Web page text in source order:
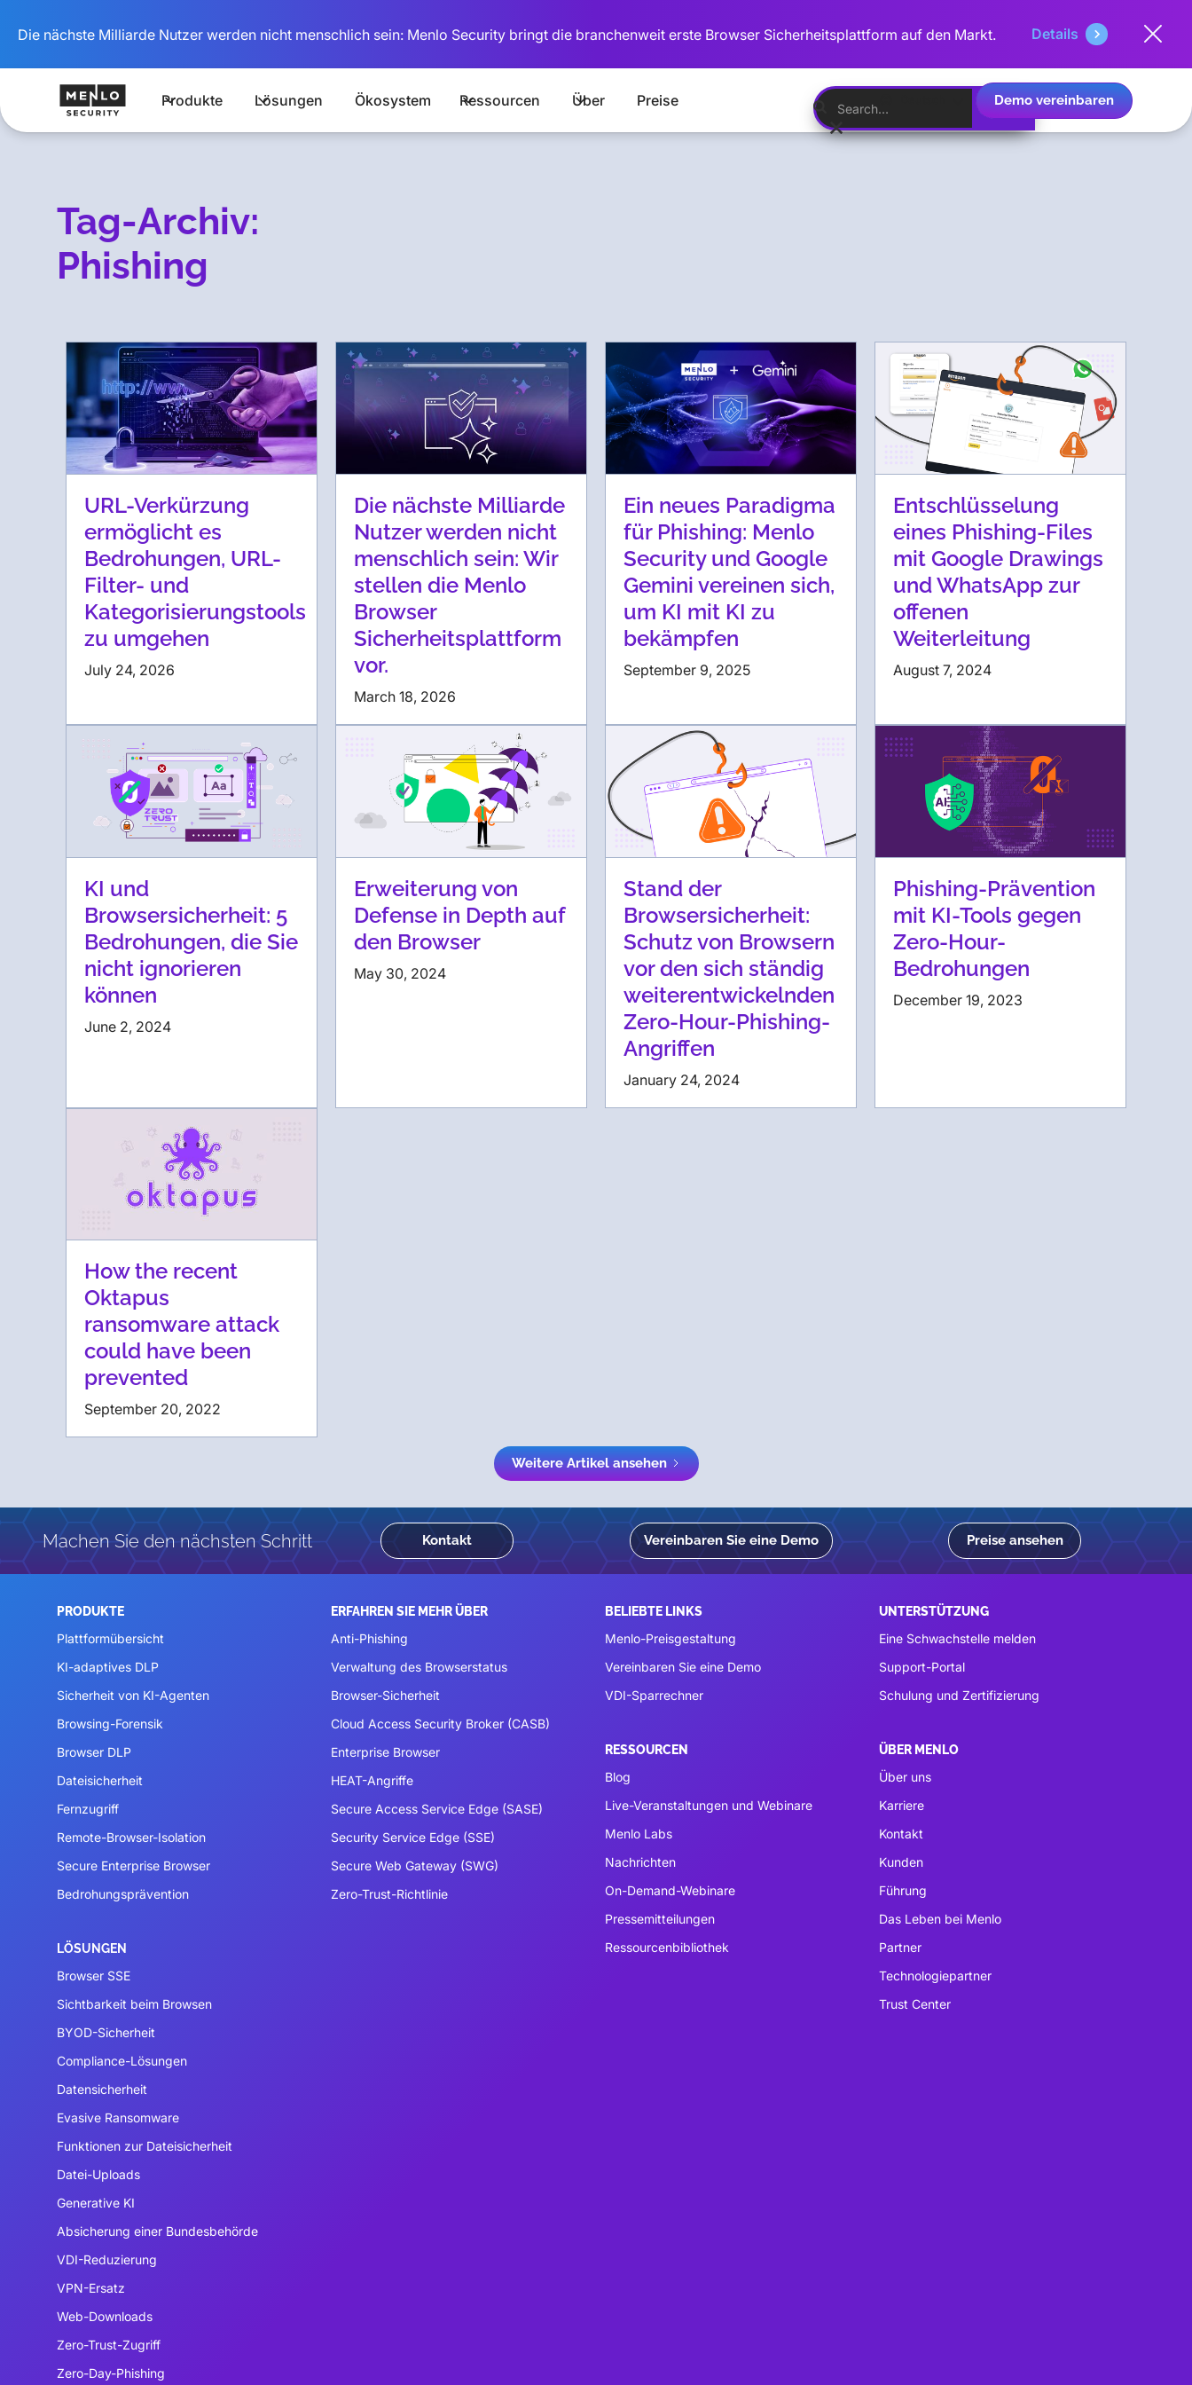
Die nächste Milliarde Nutzer werden nicht menschlich sein: Menlo Security bringt die branchenweit erste Browser Sicherheitsplattform auf den Markt. Details
Produkte Lösungen Ökosystem Ressourcen Über Preise Demo vereinbaren
Tag-Archiv:
Phishing
URL-Verkürzung
ermöglicht es
Bedrohungen, URL-
Filter- und
Kategorisierungstools
zu umgehen
July 24, 2026
Die nächste Milliarde
Nutzer werden nicht
menschlich sein: Wir
stellen die Menlo
Browser
Sicherheitsplattform
vor.
March 18, 2026
Ein neues Paradigma
für Phishing: Menlo
Security und Google
Gemini vereinen sich,
um KI mit KI zu
bekämpfen
September 9, 2025
Entschlüsselung
eines Phishing-Files
mit Google Drawings
und WhatsApp zur
offenen
Weiterleitung
August 7, 2024
KI und
Browsersicherheit: 5
Bedrohungen, die Sie
nicht ignorieren
können
June 2, 2024
Erweiterung von
Defense in Depth auf
den Browser
May 30, 2024
Stand der
Browsersicherheit:
Schutz von Browsern
vor den sich ständig
weiterentwickelnden
Zero-Hour-Phishing-
Angriffen
January 24, 2024
Phishing-Prävention
mit KI-Tools gegen
Zero-Hour-
Bedrohungen
December 19, 2023
How the recent
Oktapus
ransomware attack
could have been
prevented
September 20, 2022
Weitere Artikel ansehen
Machen Sie den nächsten Schritt Kontakt Vereinbaren Sie eine Demo Preise ansehen
PRODUKTE
Plattformübersicht
KI-adaptives DLP
Sicherheit von KI-Agenten
Browsing-Forensik
Browser DLP
Dateisicherheit
Fernzugriff
Remote-Browser-Isolation
Secure Enterprise Browser
Bedrohungsprävention
LÖSUNGEN
Browser SSE
Sichtbarkeit beim Browsen
BYOD-Sicherheit
Compliance-Lösungen
Datensicherheit
Evasive Ransomware
Funktionen zur Dateisicherheit
Datei-Uploads
Generative KI
Absicherung einer Bundesbehörde
VDI-Reduzierung
VPN-Ersatz
Web-Downloads
Zero-Trust-Zugriff
Zero-Day-Phishing
ERFAHREN SIE MEHR ÜBER
Anti-Phishing
Verwaltung des Browserstatus
Browser-Sicherheit
Cloud Access Security Broker (CASB)
Enterprise Browser
HEAT-Angriffe
Secure Access Service Edge (SASE)
Security Service Edge (SSE)
Secure Web Gateway (SWG)
Zero-Trust-Richtlinie
BELIEBTE LINKS
Menlo-Preisgestaltung
Vereinbaren Sie eine Demo
VDI-Sparrechner
RESSOURCEN
Blog
Live-Veranstaltungen und Webinare
Menlo Labs
Nachrichten
On-Demand-Webinare
Pressemitteilungen
Ressourcenbibliothek
UNTERSTÜTZUNG
Eine Schwachstelle melden
Support-Portal
Schulung und Zertifizierung
ÜBER MENLO
Über uns
Karriere
Kontakt
Kunden
Führung
Das Leben bei Menlo
Partner
Technologiepartner
Trust Center